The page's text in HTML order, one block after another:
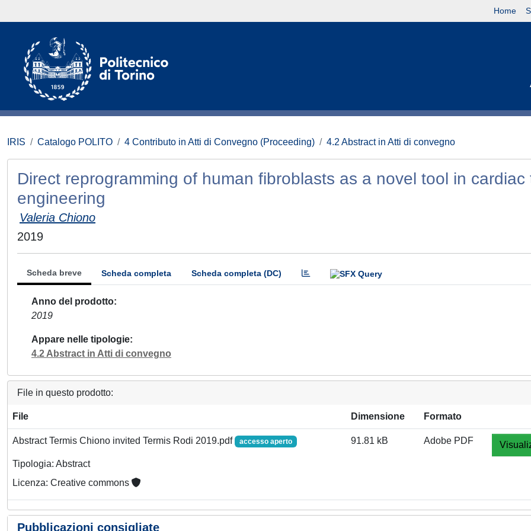
Home
IRIS Catalogo POLITO 4 Contributo in Atti di Convegno (Proceeding) 4.2 Abstract in Atti di convegno
Direct reprogramming of human fibroblasts as a novel tool in cardiac
engineering
Valeria Chiono
2019
Scheda breve Scheda completa Scheda completa (DC)
Anno del prodotto
2019
Appare nelle tipologie
4.2 Abstract in Atti di convegno
File in questo prodotto:
File Dimensione Formato
Abstract Termis Chiono invited Termis Rodi 2019.pdf accesso aperto
Tipologia: Abstract
Licenza: Creative commons
91.81 kB Adobe PDF
Pubblicazioni consigliate